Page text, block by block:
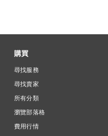
購買
尋找服務
尋找賣家
所有分類
瀏覽部落格
費用行情